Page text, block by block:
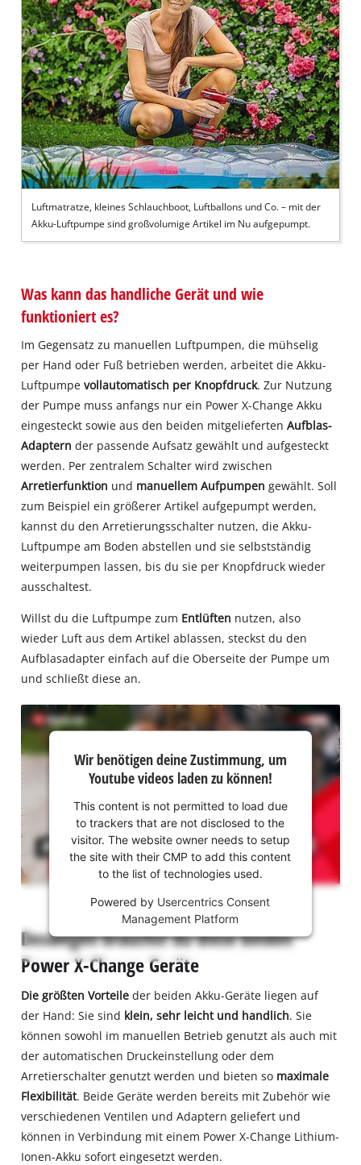
Luftmatratze, kleines Schlauchboot, Luftballons und Co. – mit der
Akku-Luftpumpe sind großvolumige Artikel im Nu aufgepumpt.
Was kann das handliche Gerät und wie
funktioniert es?
Im Gegensatz zu manuellen Luftpumpen, die mühselig
per Hand oder Fuß betrieben werden, arbeitet die Akku-
Luftpumpe vollautomatisch per Knopfdruck. Zur Nutzung
der Pumpe muss anfangs nur ein Power X-Change Akku
eingesteckt sowie aus den beiden mitgeliefertenAufblas-
Adaptern der passende Aufsatz gewählt und aufgesteckt
werden. Per zentralem Schalter wird zwischen
Arretierfunktion und manuellem Aufpumpen gewählt. Soll
zum Beispiel ein größerer Artikel aufgepumpt werden,
kannst du den Arretierungsschalter nutzen, die Akku-
Luftpumpe am Boden abstellen und sie selbstständig
weiterpumpen lassen, bis du sie per Knopfdruck wieder
ausschaltest.
Willst du die Luftpumpe zum Entlüften nutzen, also
wieder Luft aus dem Artikel ablassen, steckst du den
Aufblasadapter einfach auf die Oberseite der Pumpe um
und schließt diese an.
Wir
benötigen
Zustimmung,
um Youtube
laden zu
können!
This
not
permitted
to
due
to
trackers
that
are
not
to
the
visitor.
Wir benötigen deine Zustimmung, um
Youtube videos laden zu können!
This content is not permitted to load due
to trackers that are not disclosed to the
visitor. The website owner needs to setup
the site with their CMP to add this content
to the list of technologies used.
Powered by Usercentrics Consent
Management Platform
Deswegen brauchst du diese beiden
Power X-Change Geräte
Die größten Vorteile der beiden Akku-Geräte liegen auf
der Hand: Sie sind klein, sehr leicht und handlich. Sie
können sowohl im manuellen Betrieb genutzt als auch mit
der automatischen Druckeinstellung oder dem
Arretierschalter genutzt werden und bieten so maximale
Flexibilität. Beide Geräte werden bereits mit Zubehör wie
verschiedenen Ventilen und Adaptern geliefert und
können in Verbindung mit einem Power X-Change Lithium-
Ionen-Akku sofort eingesetzt werden.